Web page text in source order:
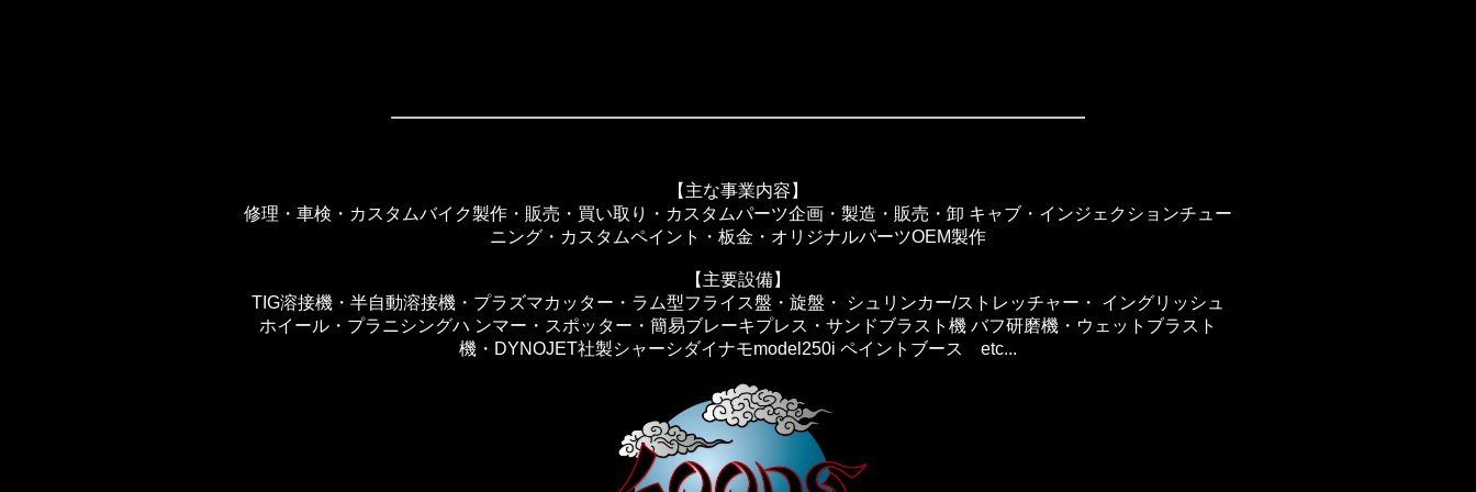
【主な事業内容】
修理・車検・カスタムバイク製作・販売・買い取り・カスタムパーツ企画・製造・販売・卸 キャブ・インジェクションチュー
ニング・カスタムペイント・板金・オリジナルパーツOEM製作
【主要設備】
TIG溶接機・半自動溶接機・プラズマカッター・ラム型フライス盤・旋盤・ シュリンカー/ストレッチャー・ イングリッシュ
ホイール・プラニシングハ ンマー・スポッター・簡易ブレーキプレス・サンドブラスト機 バフ研磨機・ウェットブラスト
機・DYNOJET社製シャーシダイナモmodel250i ペイントブース etc...